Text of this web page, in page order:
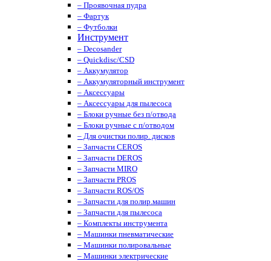
– Проявочная пудра
– Фартук
– Футболки
Инструмент
– Decosander
– Quickdisc/CSD
– Аккумулятор
– Аккумуляторный инструмент
– Аксессуары
– Аксессуары для пылесоса
– Блоки ручные без п/отвода
– Блоки ручные с п/отводом
– Для очистки полир. дисков
– Запчасти CEROS
– Запчасти DEROS
– Запчасти MIRO
– Запчасти PROS
– Запчасти ROS/OS
– Запчасти для полир.машин
– Запчасти для пылесоса
– Комплекты инструмента
– Машинки пневматические
– Машинки полировальные
– Машинки электрические